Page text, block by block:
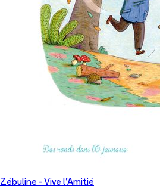
Zébuline - Vive l'Amitié